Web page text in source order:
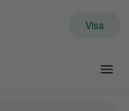
Visa